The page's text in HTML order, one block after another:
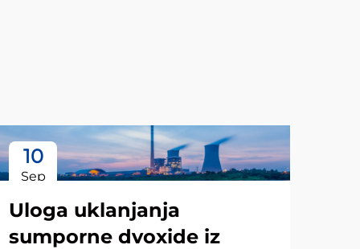
10
Sep
Uloga uklanjanja
sumporne dvoxide iz